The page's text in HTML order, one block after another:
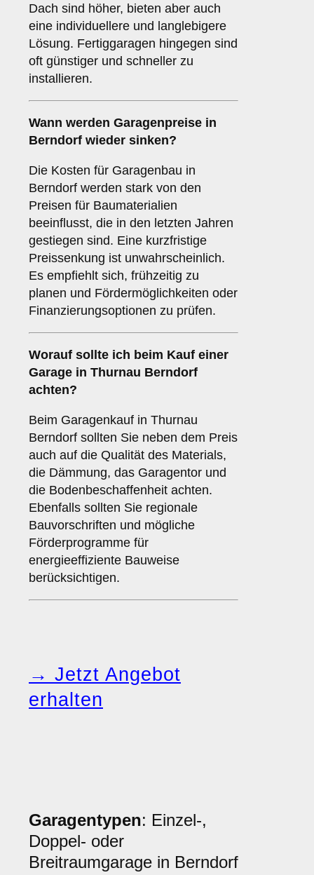
Dach sind höher, bieten aber auch
eine individuellere und langlebigere
Lösung. Fertiggaragen hingegen sind
oft günstiger und schneller zu
installieren.
Wann werden Garagenpreise in
Berndorf wieder sinken?
Die Kosten für Garagenbau in
Berndorf werden stark von den
Preisen für Baumaterialien
beeinflusst, die in den letzten Jahren
gestiegen sind. Eine kurzfristige
Preissenkung ist unwahrscheinlich.
Es empfiehlt sich, frühzeitig zu
planen und Fördermöglichkeiten oder
Finanzierungsoptionen zu prüfen.
Worauf sollte ich beim Kauf einer
Garage in Thurnau Berndorf
achten?
Beim Garagenkauf in Thurnau
Berndorf sollten Sie neben dem Preis
auch auf die Qualität des Materials,
die Dämmung, das Garagentor und
die Bodenbeschaffenheit achten.
Ebenfalls sollten Sie regionale
Bauvorschriften und mögliche
Förderprogramme für
energieeffiziente Bauweise
berücksichtigen.
→ Jetzt Angebot
erhalten
Garagentypen: Einzel-,
Doppel- oder
Breitraumgarage in Berndorf